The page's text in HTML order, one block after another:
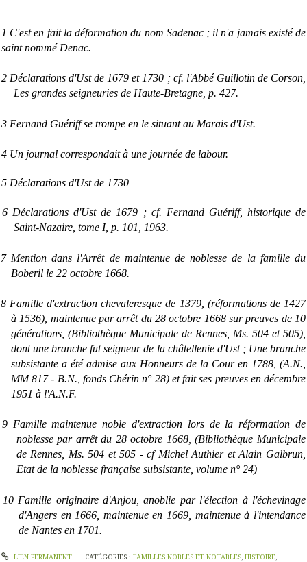
1 C'est en fait la déformation du nom Sadenac ; il n'a jamais existé de
saint nommé Denac.
2 Déclarations d'Ust de 1679 et 1730 ; cf. l'Abbé Guillotin de Corson,
Les grandes seigneuries de Haute-Bretagne, p. 427.
3 Fernand Guériff se trompe en le situant au Marais d'Ust.
4 Un journal correspondait à une journée de labour.
5 Déclarations d'Ust de 1730
6 Déclarations d'Ust de 1679 ; cf. Fernand Guériff, historique de
Saint-Nazaire, tome I, p. 101, 1963.
7 Mention dans l'Arrêt de maintenue de noblesse de la famille du
Boberil le 22 octobre 1668.
8 Famille d'extraction chevaleresque de 1379, (réformations de 1427
à 1536), maintenue par arrêt du 28 octobre 1668 sur preuves de 10
générations, (Bibliothèque Municipale de Rennes, Ms. 504 et 505),
dont une branche fut seigneur de la châtellenie d'Ust ; Une branche
subsistante a été admise aux Honneurs de la Cour en 1788, (A.N.,
MM 817 - B.N., fonds Chérin n° 28) et fait ses preuves en décembre
1951 à l'A.N.F.
9 Famille maintenue noble d'extraction lors de la réformation de
noblesse par arrêt du 28 octobre 1668, (Bibliothèque Municipale
de Rennes, Ms. 504 et 505 - cf Michel Authier et Alain Galbrun,
Etat de la noblesse française subsistante, volume n° 24)
10 Famille originaire d'Anjou, anoblie par l'élection à l'échevinage
d'Angers en 1666, maintenue en 1669, maintenue à l'intendance
de Nantes en 1701.
LIEN PERMANENT CATÉGORIES : FAMILLES NOBLES ET NOTABLES, HISTOIRE,